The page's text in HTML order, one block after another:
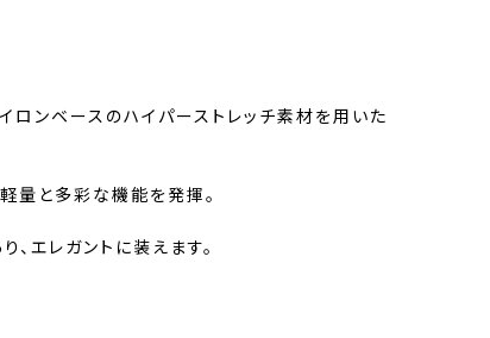
ロンベースのハイパーストレッチ素材を用いた
量と多彩な機能を発揮。
エレガントに装えます。